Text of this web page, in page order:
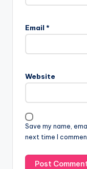
Email *
Website
Save my name,
next time I